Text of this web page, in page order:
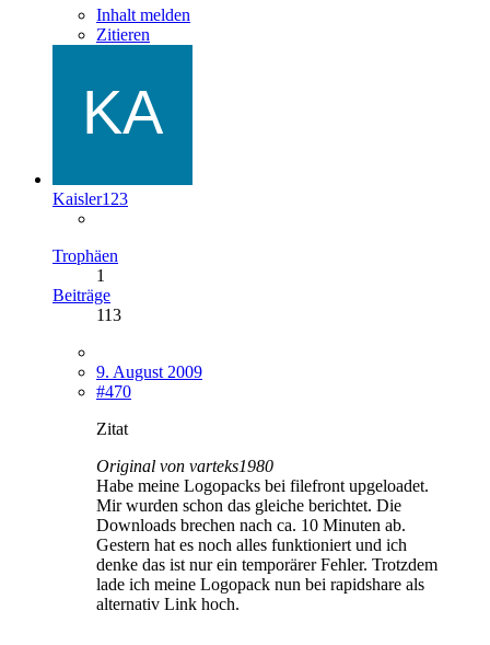
Inhalt melden
Zitieren
Kaisler123
Trophäen
1
Beiträge
113
9. August 2009
#470
Zitat
Original von varteks1980
Habe meine Logopacks bei filefront upgeloadet.
Mir wurden schon das gleiche berichtet. Die
Downloads brechen nach ca. 10 Minuten ab.
Gestern hat es noch alles funktioniert und ich
denke das ist nur ein temporärer Fehler. Trotzdem
lade ich meine Logopack nun bei rapidshare als
alternativ Link hoch.